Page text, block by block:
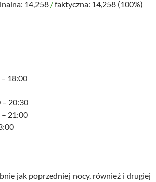
14,258 /faktyczna: 14,258 (100%)
18:00
– 20:30
21:00
jak poprzedniej nocy, również i drugiej